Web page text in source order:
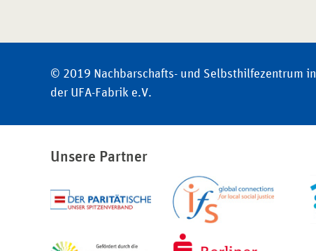
© 2019 Nachbarschafts- und Selbsthilfezentrum in
der UFA-Fabrik e.V.
Unsere Partner